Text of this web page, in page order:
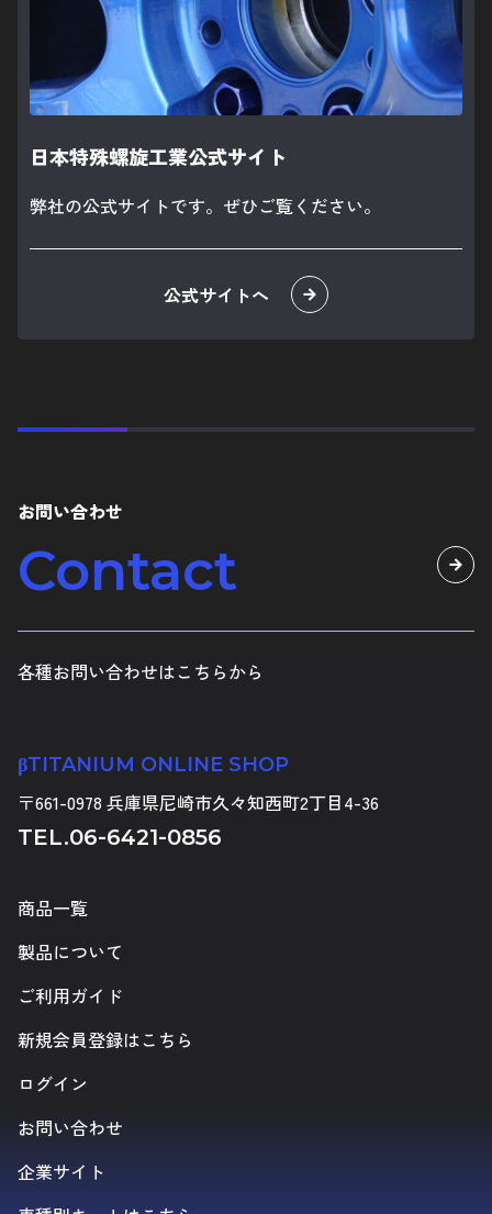
日本特殊螺旋工業公式サイト
弊社の公式サイトです。ぜひご覧ください。
お問い合わせ
Contact
各種お問い合わせはこちらから
βTITANIUM ONLINE SHOP
〒661-0978 兵庫県尼崎市久々知西町2丁目4-36
TEL.06-6421-0856
商品一覧
製品について
ご利用ガイド
新規会員登録はこちら
ログイン
お問い合わせ
企業サイト